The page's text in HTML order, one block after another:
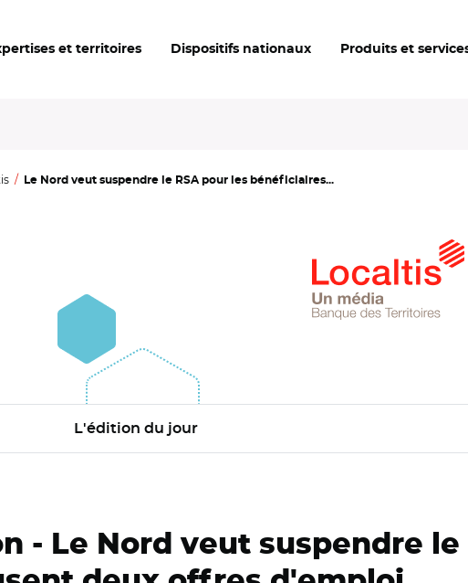
et territoires Dispositifs nationaux Produits et
Le Nord veut suspendre le RSA pour les bénéficiaires...
L'édition du jour
- Le Nord veut suspendre